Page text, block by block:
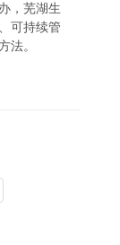
，芜湖生
可持续管
法。